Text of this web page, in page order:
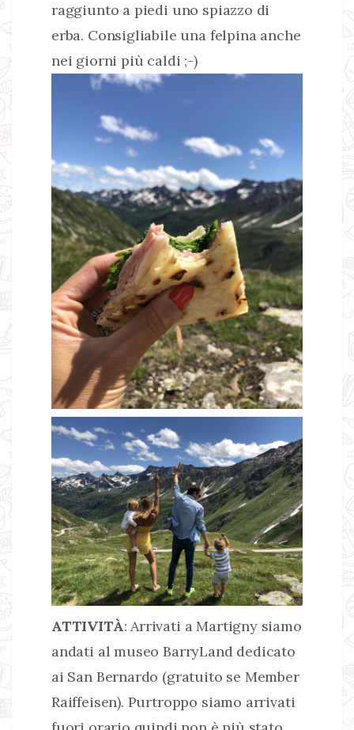
raggiunto a piedi uno spiazzo di
erba. Consigliabile una felpina anche
nei giorni più caldi ;-)
ATTIVITÀ: Arrivati a Martigny siamo
andati al museo BarryLand dedicato
ai San Bernardo (gratuito se Member
Raiffeisen). Purtroppo siamo arrivati